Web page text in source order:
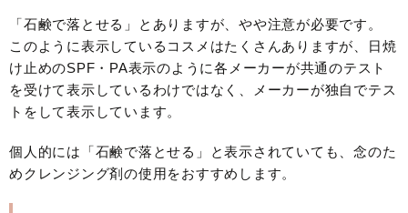
「石鹸で落とせる」とありますが、やや注意が必要です。
このように表示しているコスメはたくさんありますが、日焼
け止めのSPF・PA表示のように各メーカーが共通のテスト
を受けて表示しているわけではなく、メーカーが独自でテス
トをして表示しています。
個人的には「石鹸で落とせる」と表示されていても、念のた
めクレンジング剤の使用をおすすめします。